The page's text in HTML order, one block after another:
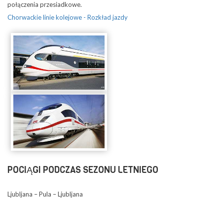
połączenia przesiadkowe.
Chorwackie linie kolejowe - Rozkład jazdy
POCIĄGI PODCZAS SEZONU LETNIEGO
Ljubljana – Pula – Ljubljana